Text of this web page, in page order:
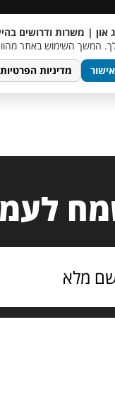
און | משרות ודרושים
המשך השימוש באתר
אישור
מדיניות הפרטיות